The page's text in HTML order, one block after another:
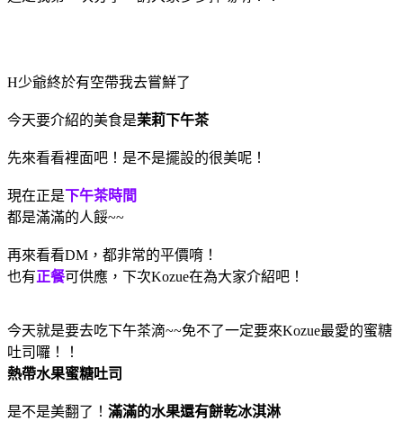
H少爺終於有空帶我去嘗鮮了
今天要介紹的美食是茉莉下午茶
先來看看裡面吧！是不是擺設的很美呢！
現在正是下午茶時間
都是滿滿的人餒~~
再來看看DM，都非常的平價唷！
也有正餐可供應，下次Kozue在為大家介紹吧！
今天就是要去吃下午茶滴~~免不了一定要來Kozue最愛的蜜糖
吐司囉！！
熱帶水果蜜糖吐司
是不是美翻了！ 滿滿的水果還有餅乾冰淇淋